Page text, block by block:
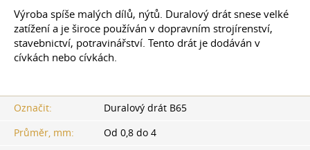
Výroba spíše malých dílů, nýtů. Duralový drát snese velké
zatížení a je široce používán v dopravním strojírenství,
stavebnictví, potravinářství. Tento drát je dodáván v
cívkách nebo cívkách.
Označit:
Duralový drát B65
Průměr, mm:
Od 0,8 do 4